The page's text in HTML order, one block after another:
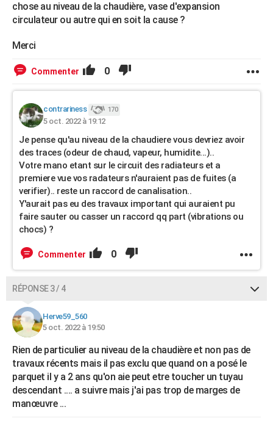
chose au niveau de la chaudière, vase d'expansion
circulateur ou autre qui en soit la cause ?
Merci
Commenter 0
contrariness 170
5 oct. 2022 à 19:12
Je pense qu'au niveau de la chaudiere vous devriez avoir
des traces (odeur de chaud, vapeur, humidite...)..
Votre mano etant sur le circuit des radiateurs et a
premiere vue vos radateurs n'auraient pas de fuites (a
verifier).. reste un raccord de canalisation..
Y'aurait pas eu des travaux important qui auraient pu
faire sauter ou casser un raccord qq part (vibrations ou
chocs) ?
Commenter 0
RÉPONSE 3 / 4
Herve59_560
5 oct. 2022 à 19:50
Rien de particulier au niveau de la chaudière et non pas de
travaux récents mais il pas exclu que quand on a posé le
parquet il y a 2 ans qu'on aie peut etre toucher un tuyau
descendant .... a suivre mais j'ai pas trop de marges de
manœuvre ...